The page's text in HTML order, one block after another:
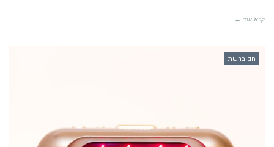
קרא עוד ←
חם ברשת